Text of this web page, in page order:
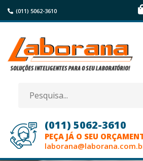
(011) 5062-3610
(011) 5062-3610
PEÇA JÁ O SEU